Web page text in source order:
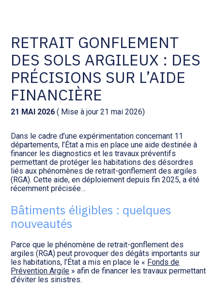
Social et ressources humaines
Assistance juridique
Pilotage d’entreprise
Audit légal
Gestion de patrimoine
Procédures collectives
Transition numérique
Tenue de votre comptabilité :
ACD
Facturation et pilotage :
EVOLIZ
Analyse et tableau de bord :
WAIBI
Gérer vos ressources
humaines : SILAE
RETRAIT GONFLEMENT
DES SOLS ARGILEUX : DES
PRÉCISIONS SUR L’AIDE
FINANCIÈRE
21 MAI 2026 ( Mise à jour 21 mai 2026)
Dans le cadre d’une expérimentation concernant 11
départements, l’État a mis en place une aide destinée à
financer les diagnostics et les travaux préventifs
permettant de protéger les habitations des désordres
liés aux phénomènes de retrait-gonflement des argiles
(RGA). Cette aide, en déploiement depuis fin 2025, a été
récemment précisée…
Bâtiments éligibles : quelques
nouveautés
Parce que le phénomène de retrait-gonflement des
argiles (RGA) peut provoquer des dégâts importants sur
les habitations, l’État a mis en place le « Fonds de
Prévention Argile » afin de financer les travaux permettant
d’éviter les sinistres.